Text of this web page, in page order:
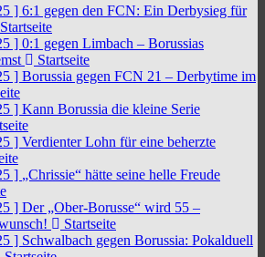
] 6:1 gegen den FCN: Ein Derbysieg für
Startseite
] 0:1 gegen Limbach – Borussias
Startseite
] Borussia gegen FCN 21 – Derbytime im
] Kann Borussia die kleine Serie
] Verdienter Lohn für eine beherzte
] „Chrissie“ hätte seine helle Freude
] Der „Ober-Borusse“ wird 55 –
Startseite
] Schwalbach gegen Borussia: Pokalduell